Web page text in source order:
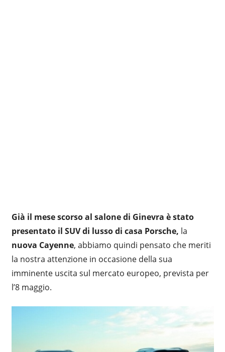
Già il mese scorso al salone di Ginevra è stato
presentato il SUV di lusso di casa Porsche, la
nuova Cayenne, abbiamo quindi pensato che meriti
la nostra attenzione in occasione della sua
imminente uscita sul mercato europeo, prevista per
l’8 maggio.